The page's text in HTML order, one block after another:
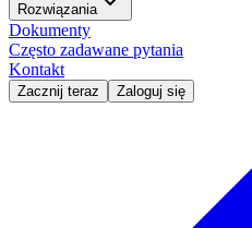
Rozwiązania
Dokumenty
Często zadawane pytania
Kontakt
Zacznij teraz Zaloguj się